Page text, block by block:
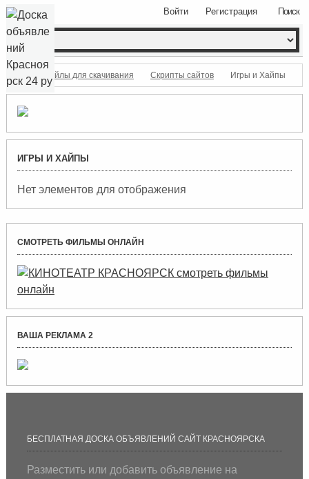
Поиск
Войти Регистрация
файлы для скачивания Скрипты сайтов Игры и Хайпы
ИГРЫ И ХАЙПЫ
Нет элементов для отображения
СМОТРЕТЬ ФИЛЬМЫ ОНЛАЙН
ВАША РЕКЛАМА 2
БЕСПЛАТНАЯ ДОСКА ОБЪЯВЛЕНИЙ САЙТ КРАСНОЯРСКА
Разместить или добавить объявление на